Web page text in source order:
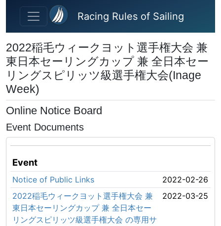
Skip to main content
Racing Rules of Sailing
2022稲毛ウィークヨット選手権大会 兼
東日本セーリングカップ 兼 全日本セー
リングスピリッツ級選手権大会(Inage
Week)
Online Notice Board
Event Documents
Event
Notice of Public Links
2022-02-26
2022稲毛ウィークヨット選手権大会 兼
東日本セーリングカップ 兼 全日本セー
リングスピリッツ級選手権大会 の専用サ
2022-03-25